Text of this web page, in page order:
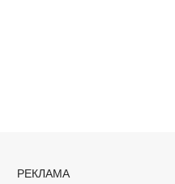
РЕКЛАМА